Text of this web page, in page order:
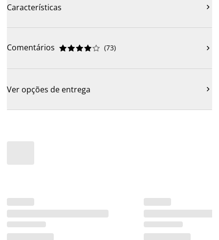
Características 
Comentários 




 (73) 
Ver opções de entrega 